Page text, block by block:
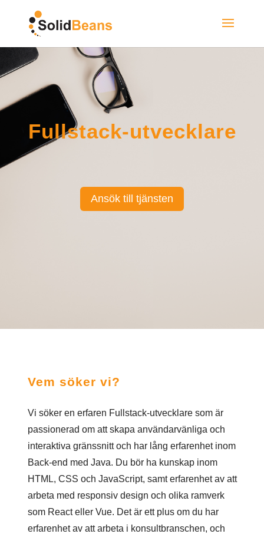
Fullstack-utvecklare
Ansök till tjänsten
Vem söker vi?
Vi söker en erfaren Fullstack-utvecklare som är
passionerad om att skapa användarvänliga och
interaktiva gränssnitt och har lång erfarenhet inom
Back-end med Java. Du bör ha kunskap inom
HTML, CSS och JavaScript, samt erfarenhet av att
arbeta med responsiv design och olika ramverk
som React eller Vue. Det är ett plus om du har
erfarenhet av att arbeta i konsultbranschen, och